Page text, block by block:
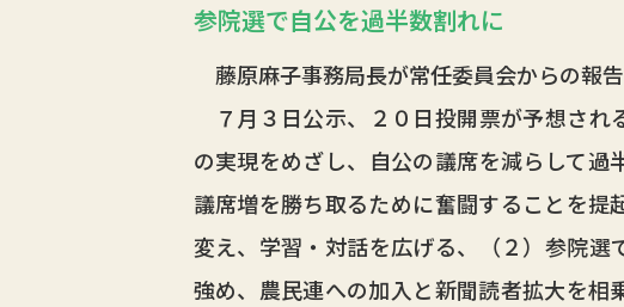
参院選で自公を過半数割れに
藤原麻子事務局長が常任委員会からの報告
７月３日公示、２０日投開票が予想され
の実現をめざし、自公の議席を減らして
議席増を勝ち取るために奮闘することを
変え、学習・対話を広げる、（２）参院
強め、農民連への加入と新聞読者拡大を